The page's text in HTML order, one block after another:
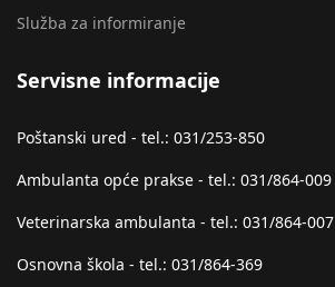
Služba za informiranje
Servisne informacije
Poštanski ured - tel.: 031/253-850
Ambulanta opće prakse - tel.: 031/864-009
Veterinarska ambulanta - tel.: 031/864-007
Osnovna škola - tel.: 031/864-369